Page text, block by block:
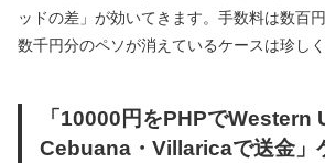
ッドの差」が効いてきます。手数料は数百
数千円分のペソが消えているケースは珍しく
「10000円をPHPでWestern
Cebuana・Villaricaで送金」